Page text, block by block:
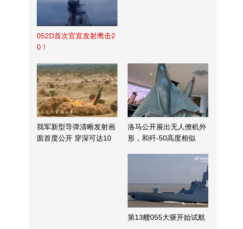
052D首次官宣发射鹰击2
0！
我军新型导弹清晰发射画
面首度公开 穿深可达10
洛马公开展出无人僚机外
形，和歼-50高度相似
第13艘055大驱开始试航